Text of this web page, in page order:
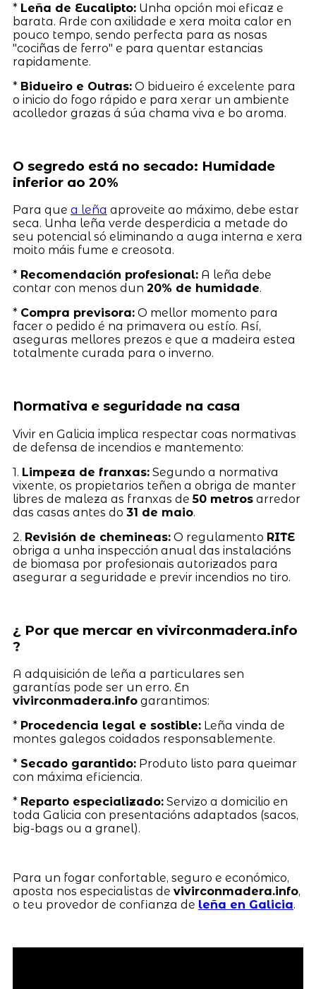
* Leña de Eucalipto:Unha opción moi eficaz e
barata. Arde con axilidade e xera moita calor en
pouco tempo, sendo perfecta para as nosas
"cociñas de ferro" e para quentar estancias
rapidamente.
* Bidueiro e Outras:O bidueiro é excelente para
o inicio do fogo rápido e para xerar un ambiente
acolledor grazas á súa chama viva e bo aroma.
O segredo está no secado: Humidade
inferior ao 20%
Para que a leña aproveite ao máximo, debe estar
seca. Unha leña verde desperdicia a metade do
seu potencial só eliminando a auga interna e xera
moito máis fume e creosota.
* Recomendación profesional:A leña debe
contar con menos dun 20% de humidade.
* Compra previsora:O mellor momento para
facer o pedido é na primavera ou estío. Así,
aseguras mellores prezos e que a madeira estea
totalmente curada para o inverno.
Normativa e seguridade na casa
Vivir en Galicia implica respectar coas normativas
de defensa de incendios e mantemento:
1. Limpeza de franxas:Segundo a normativa
vixente, os propietarios teñen a obriga de manter
libres de maleza as franxas de50 metrosarredor
das casas antes do 31 de maio.
2. Revisión de chemineas:O regulamento RITE
obriga a unha inspección anual das instalacións
de biomasa por profesionais autorizados para
asegurar a seguridade e previr incendios no tiro.
¿ Por que mercar en vivirconmadera.info
?
A adquisición de leña a particulares sen
garantías pode ser un erro. En
vivirconmadera.infogarantimos:
* Procedencia legal e sostible:Leña vinda de
montes galegos coidados responsablemente.
* Secado garantido:Produto listo para queimar
con máxima eficiencia.
* Reparto especializado:Servizo a domicilio en
toda Galicia con presentacións adaptados (sacos,
big-bags ou a granel).
Para un fogar confortable, seguro e económico,
aposta nos especialistas de vivirconmadera.info,
o teu provedor de confianza de leña en Galicia.